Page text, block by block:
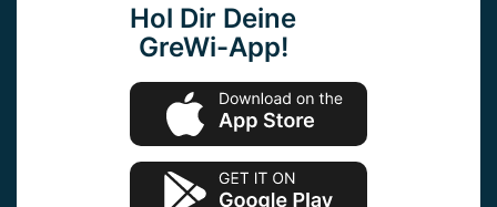
Hol Dir Deine
GreWi-App!